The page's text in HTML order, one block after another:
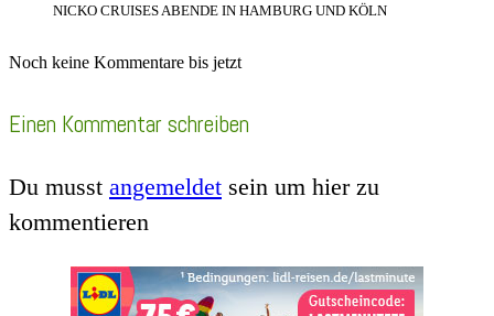
NICKO CRUISES ABENDE IN HAMBURG UND KÖLN
Noch keine Kommentare bis jetzt
Einen Kommentar schreiben
Du musst angemeldet sein um hier zu
kommentieren